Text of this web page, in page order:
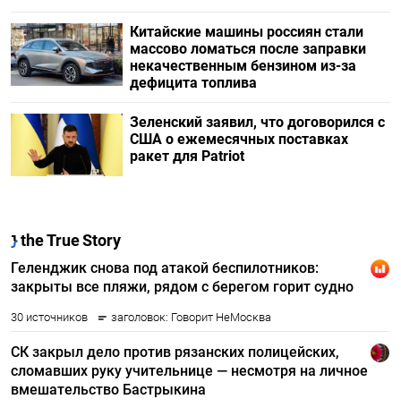
Китайские машины россиян стали
массово ломаться после заправки
некачественным бензином из-за
дефицита топлива
Зеленский заявил, что договорился с
США о ежемесячных поставках
ракет для Patriot